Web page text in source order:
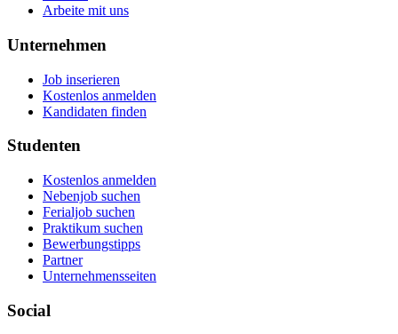
Arbeite mit uns
Unternehmen
Job inserieren
Kostenlos anmelden
Kandidaten finden
Studenten
Kostenlos anmelden
Nebenjob suchen
Ferialjob suchen
Praktikum suchen
Bewerbungstipps
Partner
Unternehmensseiten
Social